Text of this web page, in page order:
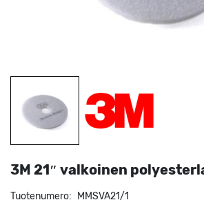
3M 21″ valkoinen
Tuotenumero: MMSVA21/1